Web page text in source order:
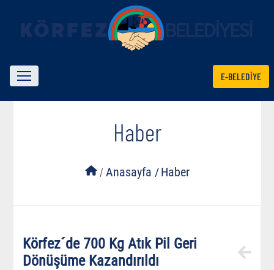
E-BELEDİYE
Haber
/ Anasayfa /Haber
Körfez´de 700 Kg Atık Pil Geri
Dönüşüme Kazandırıldı